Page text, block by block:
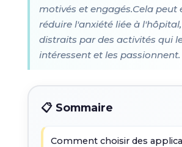
motivés et engagés.Cela peut
réduire l'anxiété liée à
distraits par des activités qui
intéressent et les passionnent.
📋 Sommaire
Comment choisir des